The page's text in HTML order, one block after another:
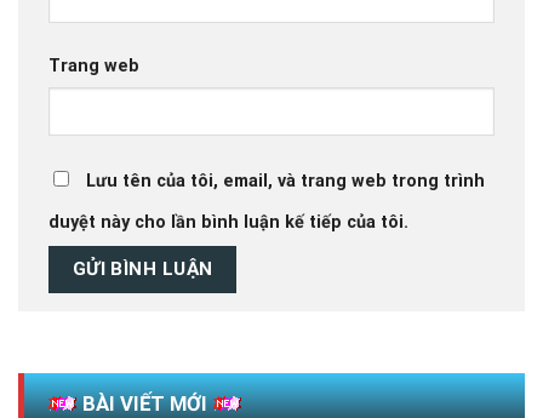
Trang web
Lưu tên của tôi, email, và trang web trong trình
duyệt này cho lần bình luận kế tiếp của tôi.
BÀI VIẾT MỚI